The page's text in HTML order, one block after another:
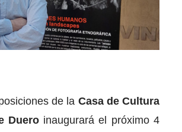
de la Casa de Cultura
Dueroinaugurará el próximo 4